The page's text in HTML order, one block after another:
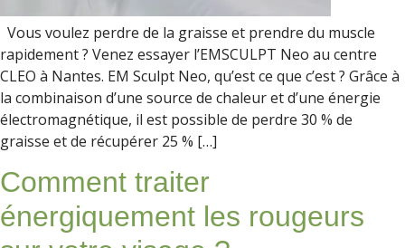
Vous voulez perdre de la graisse et prendre du muscle
rapidement ? Venez essayer l’EMSCULPT Neo au centre
CLEO à Nantes. EM Sculpt Neo, qu’est ce que c’est ? Grâce à
la combinaison d’une source de chaleur et d’une énergie
électromagnétique, il est possible de perdre 30 % de
graisse et de récupérer 25 % […]
Comment traiter
énergiquement les rougeurs